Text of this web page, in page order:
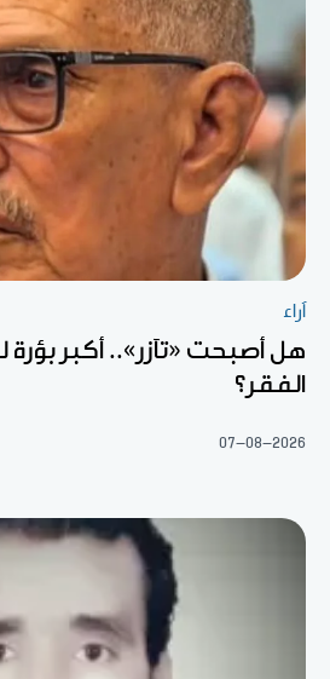
آراء
هل أصبحت «تآزر».. أكبر بؤرة
الفقر؟
07-08-2026